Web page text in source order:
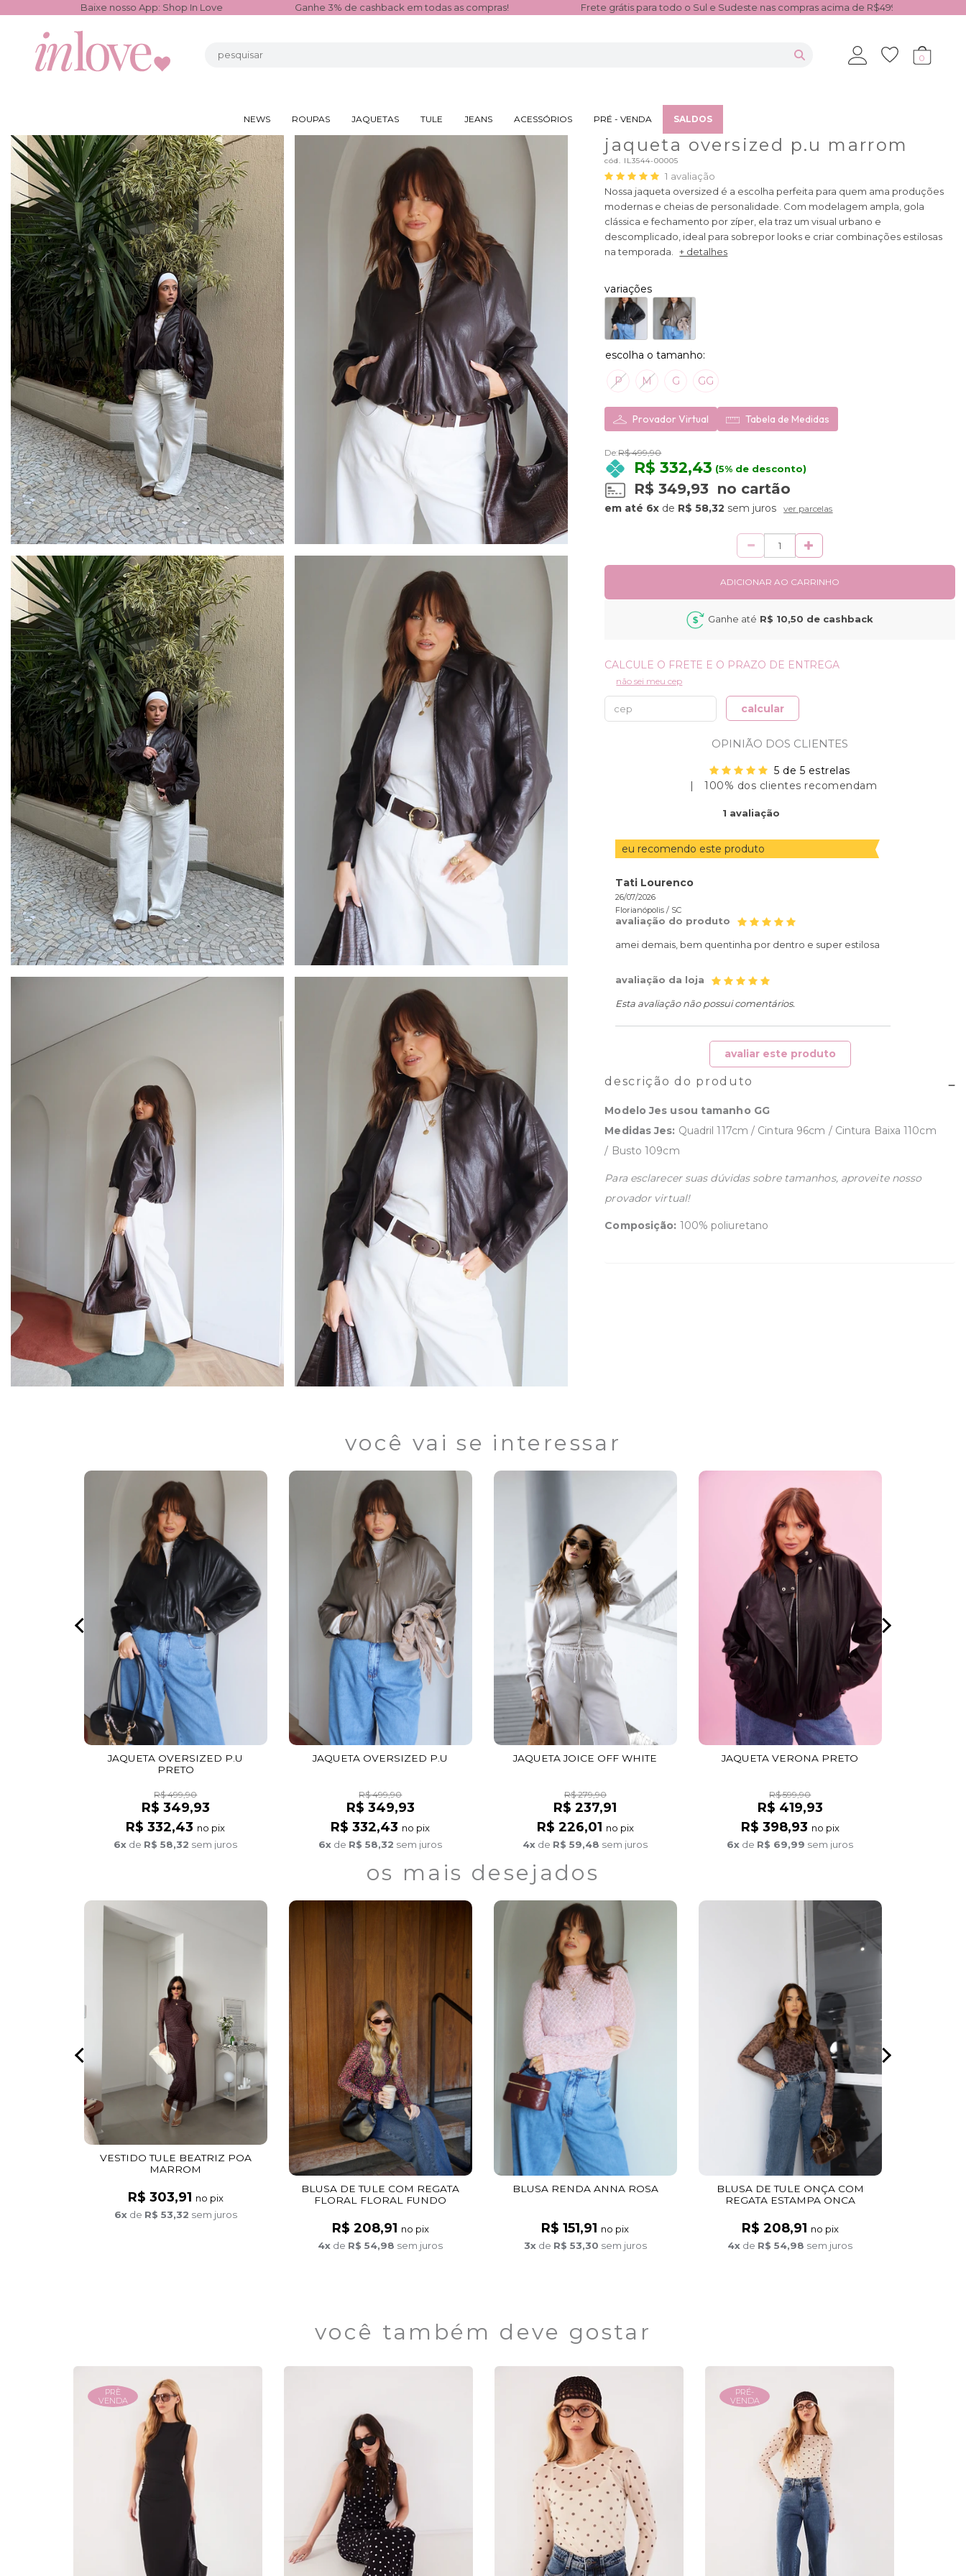
App: Shop In Love Ganhe 3% de cashback em todas as compras! Frete grátis para todo o Sul e Sudeste nas compras acima de R$499,99 5% de desconto no
0
NEWS ROUPAS JAQUETAS TULE JEANS ACESSÓRIOS PRÉ - VENDA SALDOS
jaqueta oversized p.u marrom
cód. IL3544-00005
1 avaliação
Nossa jaqueta oversized é a escolha perfeita para quem ama produções
modernas e cheias de personalidade. Com modelagem ampla, gola
clássica e fechamento por zíper, ela traz um visual urbano e
descomplicado, ideal para sobrepor looks e criar combinações estilosas
na temporada.
+ detalhes
variações
P M G GG
Provador Virtual Tabela de Medidas
De:R$ 499,90
R$ 332,43 (5% de desconto)
R$ 349,93 no cartão
6x de R$ 58,32 sem juros ver parcelas
ADICIONAR AO CARRINHO
Ganhe até R$ 10,50 de cashback
não sei meu cep
calcular
OPINIÃO DOS CLIENTES
5 de 5 estrelas
|
100% dos clientes recomendam
1 avaliação
eu recomendo este produto
Tati Lourenco
26/07/2026
Florianópolis / SC
avaliação do produto
amei demais, bem quentinha por dentro e super estilosa
avaliação da loja
Esta avaliação não possui comentários.
avaliar este produto
descrição do produto
Modelo Jes usou tamanho GG
Medidas Jes: Quadril 117cm / Cintura 96cm / Cintura Baixa 110cm
/ Busto 109cm
Para esclarecer suas dúvidas sobre tamanhos, aproveite nosso
provador virtual!
Composição: 100% poliuretano
você vai se interessar
JAQUETA OVERSIZED P.U
PRETO
R$ 499,90
R$ 349,93
R$ 332,43 no pix
6x de R$ 58,32 sem juros
JAQUETA OVERSIZED P.U
R$ 499,90
R$ 349,93
R$ 332,43 no pix
6x de R$ 58,32 sem juros
JAQUETA JOICE OFF WHITE
R$ 279,90
R$ 237,91
R$ 226,01 no pix
4x de R$ 59,48 sem juros
JAQUETA VERONA PRETO
R$ 599,90
R$ 419,93
R$ 398,93 no pix
6x de R$ 69,99 sem juros
os mais desejados
VESTIDO TULE BEATRIZ POA
MARROM
R$ 303,91 no pix
6xde R$ 53,32 sem juros
BLUSA DE TULE COM REGATA
FLORAL FLORAL FUNDO
R$ 208,91 no pix
4x de R$ 54,98 sem juros
BLUSA RENDA ANNA ROSA
R$ 151,91 no pix
3xde R$ 53,30 sem juros
BLUSA DE TULE ONÇA COM
REGATA ESTAMPA ONCA
R$ 208,91 no pix
4x de R$ 54,98 sem juros
você também deve gostar
PRÈ
VENDA
PRÉ-
VENDA